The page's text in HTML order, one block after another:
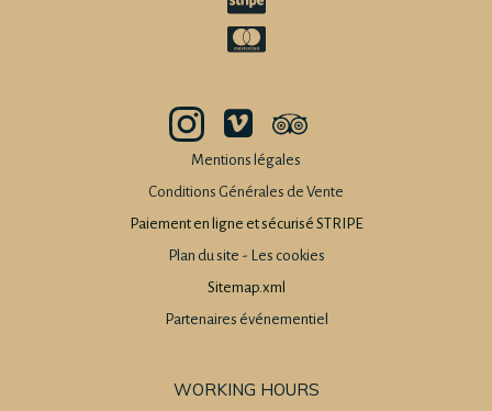
Mentions légales
Conditions Générales de Vente
Paiement en ligne et sécurisé STRIPE
Plan du site -
Les cookies
Sitemap.xml
Partenaires événementiel
WORKING HOURS